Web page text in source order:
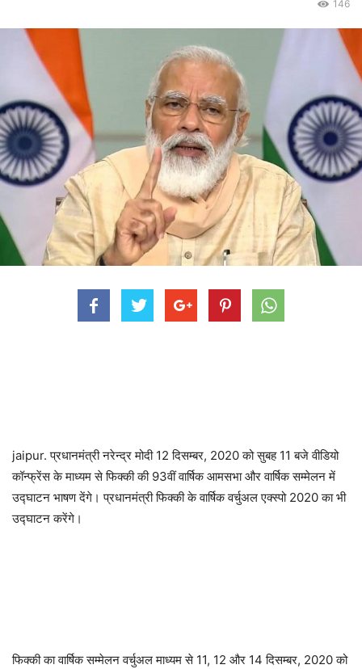
146
jaipur. प्रधानमंत्री नरेन्द्र मोदी 12 दिसम्बर, 2020 को सुबह 11 बजे वीडियो
कॉन्फ्रेंस के माध्यम से फिक्की की 93वीं वार्षिक आमसभा और वार्षिक सम्मेलन में
उद्घाटन भाषण देंगे। प्रधानमंत्री फिक्की के वार्षिक वर्चुअल एक्स्पो 2020 का भी
उद्घाटन करेंगे।
फिक्की का वार्षिक सम्मेलन वर्चुअल माध्यम से 11, 12 और 14 दिसम्बर, 2020 को